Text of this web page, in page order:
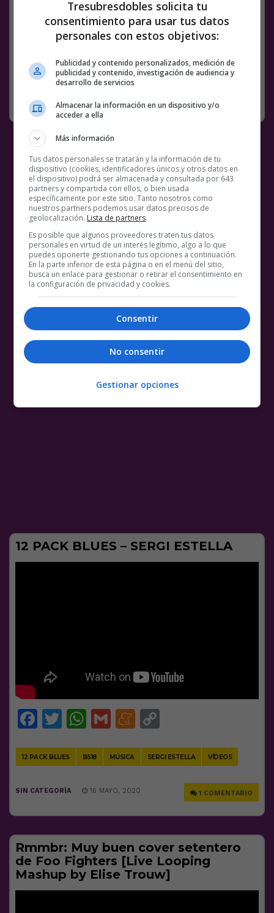
Facebook
Twitter
WhatsApp
Gmail
Meneame
Copy
Link
ACOSO BS18 MEMES REGGAETON 7 COMENTARIOS
12 PACK BLUES – SERGI ESTELLA
Facebook
Twitter
WhatsApp
GmailMeneame
12 PACK BLUES BS18 MÚSICA SERGI ESTELLA VÍDEOS
1 COMENTARIO
SIN CATEGORÍA 16 MAYO, 2020
Rmmbr: Muy buen cover setentero
de Foo Fighters [Live Looping
Mashup by Elise Trouw]
Tresubresdobles solicita tu
consentimiento para usar tus datos
personales con estos objetivos:
Publicidad y contenido personalizados, medición de
publicidad y contenido, investigación de audiencia y
desarrollo de servicios
Almacenar la información en un dispositivo y/o
acceder a ella
Más información
Tus datos personales se tratarán y la información de tu
dispositivo (cookies, identificadores únicos y otros datos en
el dispositivo) podrá ser almacenada y consultada por 643
partners y compartida con ellos, o bien usada
específicamente por este sitio. Tanto nosotros como
nuestros partners podemos usar datos precisos de
geolocalización. Lista de partners.
Es posible que algunos proveedores traten tus datos
personales en virtud de un interés legítimo, algo a lo que
puedes oponerte gestionando tus opciones a continuación.
En la parte inferior de esta página o en el menú del sitio,
busca un enlace para gestionar o retirar el consentimiento en
la configuración de privacidad y cookies.
Consentir
No consentir
Gestionar opciones